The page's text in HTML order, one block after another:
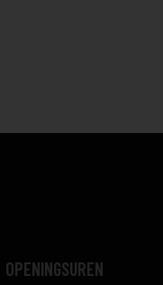
OPENINGSUREN